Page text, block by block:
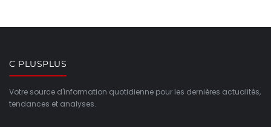
C PLUSPLUS
Votre source d'information quotidienne pour les dernières actualités,
tendances et analyses.